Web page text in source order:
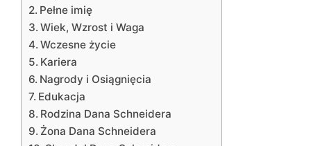
Pełne imię
Wiek, Wzrost i Waga
Wczesne życie
Kariera
Nagrody i Osiągnięcia
Edukacja
Rodzina Dana Schneidera
Żona Dana Schneidera